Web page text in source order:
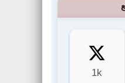
1k